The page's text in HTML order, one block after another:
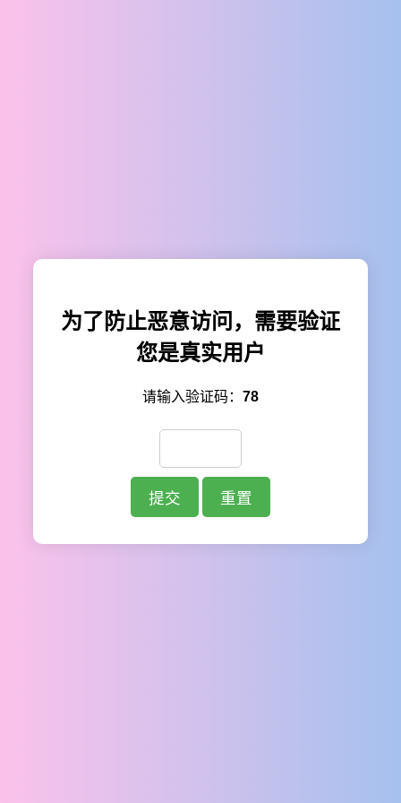
为了防止恶意访问，需要验证
您是真实用户
请输入验证码： 78
提交 重置